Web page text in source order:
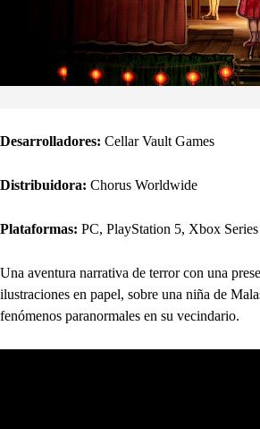
Desarrolladores: Cellar Vault Games
Distribuidora: Chorus Worldwide
Plataformas: PC, PlayStation 5, Xbox
Una aventura narrativa de terror con una
ilustraciones en papel, sobre una niña de
fenómenos paranormales en su vecindario.